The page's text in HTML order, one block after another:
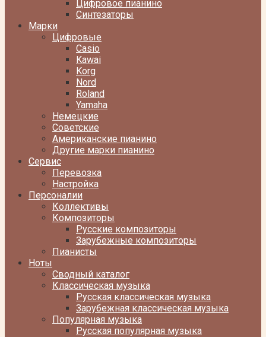
Цифровое пианино
Синтезаторы
Марки
Цифровые
Casio
Kawai
Korg
Nord
Roland
Yamaha
Немецкие
Советские
Американские пианино
Другие марки пианино
Сервис
Перевозка
Настройка
Персоналии
Коллективы
Композиторы
Русские композиторы
Зарубежные композиторы
Пианисты
Ноты
Сводный каталог
Классическая музыка
Русская классическая музыка
Зарубежная классическая музыка
Популярная музыка
Русская популярная музыка